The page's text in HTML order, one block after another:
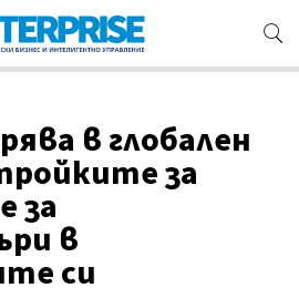
в глобален
за
за
в
си